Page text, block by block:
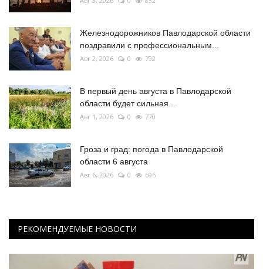
Железнодорожников Павлодарской области
поздравили с профессиональным...
Авг 2, 2026 0 792
В первый день августа в Павлодарской
области будет сильная...
Авг 1, 2026 0 770
Гроза и град: погода в Павлодарской
области 6 августа
Авг 6, 2026 0 696
РЕКОМЕНДУЕМЫЕ НОВОСТИ